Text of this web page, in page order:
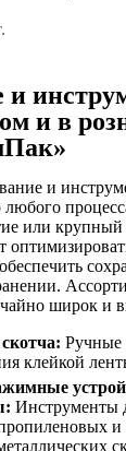
и
и в
и
или крупный
широк и
Ручные
клейкой
Инструменты
и